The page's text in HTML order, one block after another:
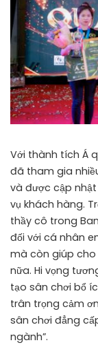
Với thành tích Á
đã tham gia
và được cập
vụ khách hàng.
thầy cô trong
đối với cá nhân
mà còn giúp cho
nữa. Hi vọng
tạo sân chơi bổ
trân trọng cảm
sân chơi đẳng
ngành”.